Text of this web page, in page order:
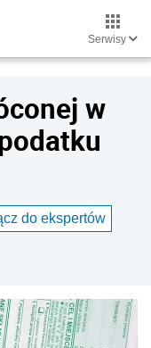
Serwisy
w
do ekspertów